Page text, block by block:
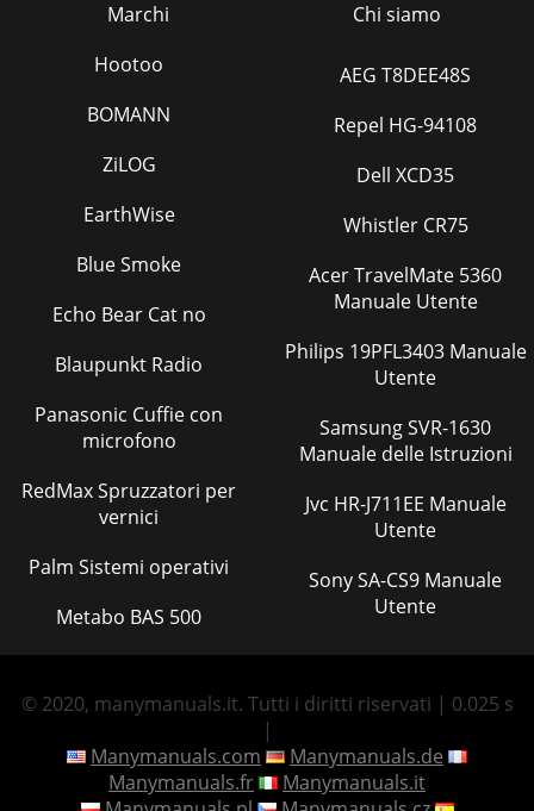
Marchi
Chi siamo
Hootoo
BOMANN
ZiLOG
EarthWise
Blue Smoke
Echo Bear Cat no
Blaupunkt Radio
Panasonic Cuffie con
microfono
RedMax Spruzzatori per
vernici
Palm Sistemi operativi
Metabo BAS 500
AEG T8DEE48S
Repel HG-94108
Dell XCD35
Whistler CR75
Acer TravelMate 5360
Manuale Utente
Philips 19PFL3403 Manuale
Utente
Samsung SVR-1630
Manuale delle Istruzioni
Jvc HR-J711EE Manuale
Utente
Sony SA-CS9 Manuale
Utente
© 2020, manymanuals.it. Tutti i diritti riservati | 0.025 s
|
Manymanuals.com
Manymanuals.de
Manymanuals.fr
Manymanuals.it